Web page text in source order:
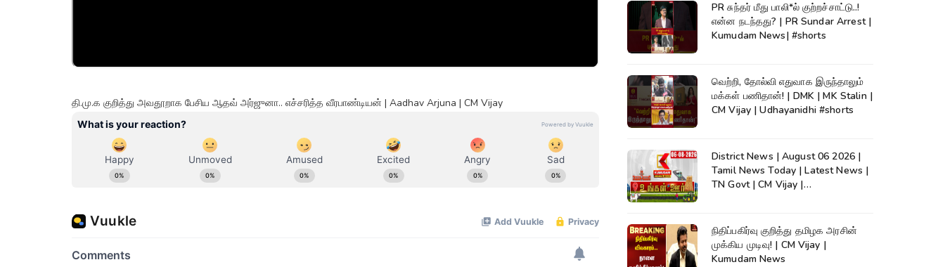
தி.மு.க குறித்து அவதூறாக பேசிய ஆதவ் அர்ஜுனா.. எச்சரித்த வீரபாண்டியன் | Aadhav Arjuna | CM Vijay
PR சுந்தர் மீது பாலி*ல் குற்றச்சாட்டு..!
என்ன நடந்தது? | PR Sundar Arrest |
Kumudam News| #shorts
வெற்றி, தோல்வி எதுவாக இருந்தாலும்
மக்கள் பணிதான்! | DMK | MK Stalin |
CM Vijay | Udhayanidhi #shorts
District News | August 06 2026 |
Tamil News Today | Latest News |
TN Govt | CM Vijay |
நிதிப்பகிர்வு குறித்து தமிழக அரசின்
முக்கிய முடிவு! | CM Vijay |
Kumudam News